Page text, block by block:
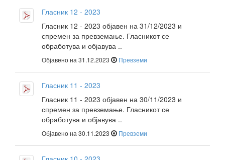
Гласник 12 - 2023
Гласник 12 - 2023 објавен на 31/12/2023 и
спремен за превземање. Гласникот се
обработува и објавува ..
Објавено на 31.12.2023 Превземи
Гласник 11 - 2023
Гласник 11 - 2023 објавен на 30/11/2023 и
спремен за превземање. Гласникот се
обработува и објавува ..
Објавено на 30.11.2023 Превземи